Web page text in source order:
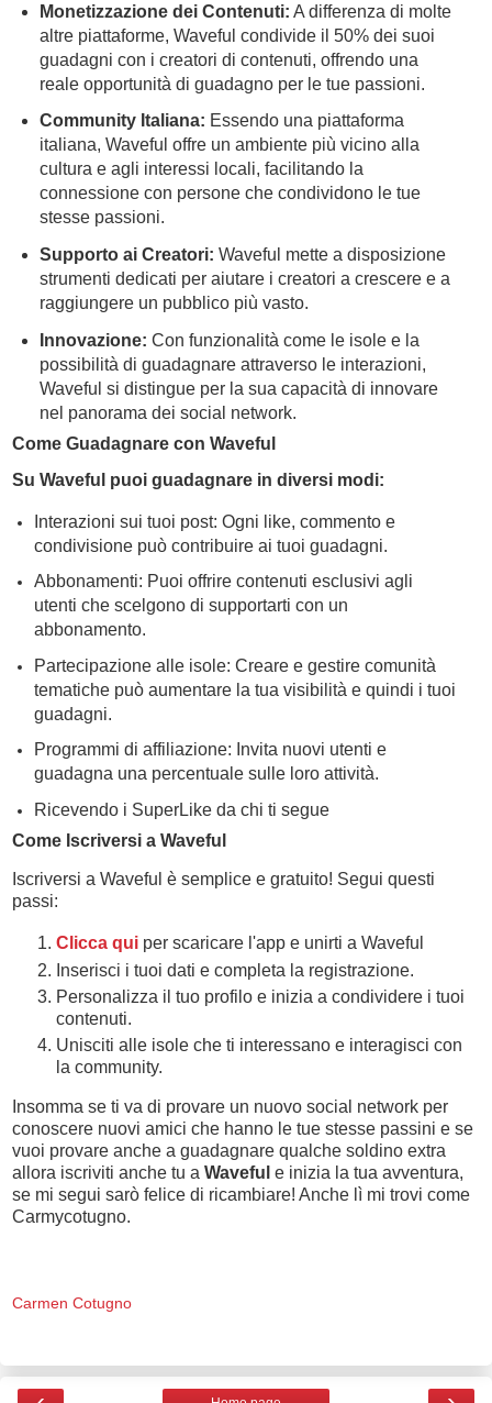
Monetizzazione dei Contenuti: A differenza di molte
altre piattaforme, Waveful condivide il 50% dei suoi
guadagni con i creatori di contenuti, offrendo una
reale opportunità di guadagno per le tue passioni.
Community Italiana: Essendo una piattaforma
italiana, Waveful offre un ambiente più vicino alla
cultura e agli interessi locali, facilitando la
connessione con persone che condividono le tue
stesse passioni.
Supporto ai Creatori: Waveful mette a disposizione
strumenti dedicati per aiutare i creatori a crescere e a
raggiungere un pubblico più vasto.
Innovazione: Con funzionalità come le isole e la
possibilità di guadagnare attraverso le interazioni,
Waveful si distingue per la sua capacità di innovare
nel panorama dei social network.
Come Guadagnare con Waveful
Su Waveful puoi guadagnare in diversi modi:
Interazioni sui tuoi post: Ogni like, commento e
condivisione può contribuire ai tuoi guadagni.
Abbonamenti: Puoi offrire contenuti esclusivi agli
utenti che scelgono di supportarti con un
abbonamento.
Partecipazione alle isole: Creare e gestire comunità
tematiche può aumentare la tua visibilità e quindi i tuoi
guadagni.
Programmi di affiliazione: Invita nuovi utenti e
guadagna una percentuale sulle loro attività.
Ricevendo i SuperLike da chi ti segue
Come Iscriversi a Waveful
Iscriversi a Waveful è semplice e gratuito! Segui questi
passi:
Clicca qui per scaricare l'app e unirti a Waveful
Inserisci i tuoi dati e completa la registrazione.
Personalizza il tuo profilo e inizia a condividere i tuoi
contenuti.
Unisciti alle isole che ti interessano e interagisci con
la community.
Insomma se ti va di provare un nuovo social network per
conoscere nuovi amici che hanno le tue stesse passini e se
vuoi provare anche a guadagnare qualche soldino extra
allora iscriviti anche tu a Wavefu e inizia la tua avventura,
se mi segui sarò felice di ricambiare! Anche lì mi trovi come
Carmycotugno.
Carmen Cotugno